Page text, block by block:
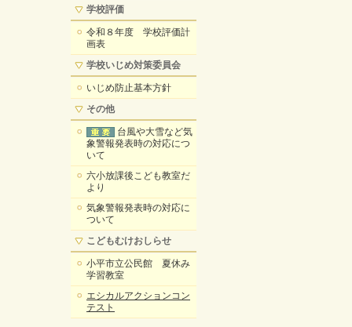
学校評価
令和８年度 学校評価計
画表
学校いじめ対策委員会
いじめ防止基本方針
その他
台風や大雪など気
象警報発表時の対応につ
いて
六小放課後こども教室だ
より
気象警報発表時の対応に
ついて
こどもむけおしらせ
小平市立公民館 夏休み
学習教室
エシカルアクションコン
テスト